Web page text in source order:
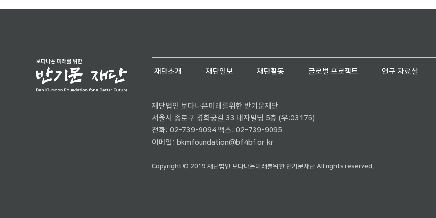
재단소개 재단일보 재단활동 글로벌 프로젝트 연구 자료실
재단법인 보다나은미래를위한 반기문재단
서울시 종로구 경희궁길 33 내자빌딩 5층 (우:03176)
전화: 02-739-9094 팩스: 02-739-9095
이메일: bkmfoundation@bf4bf.or.kr
Copyright © 2019 재단법인 보다나은미래를위한 반기문재단 All rights reserved.